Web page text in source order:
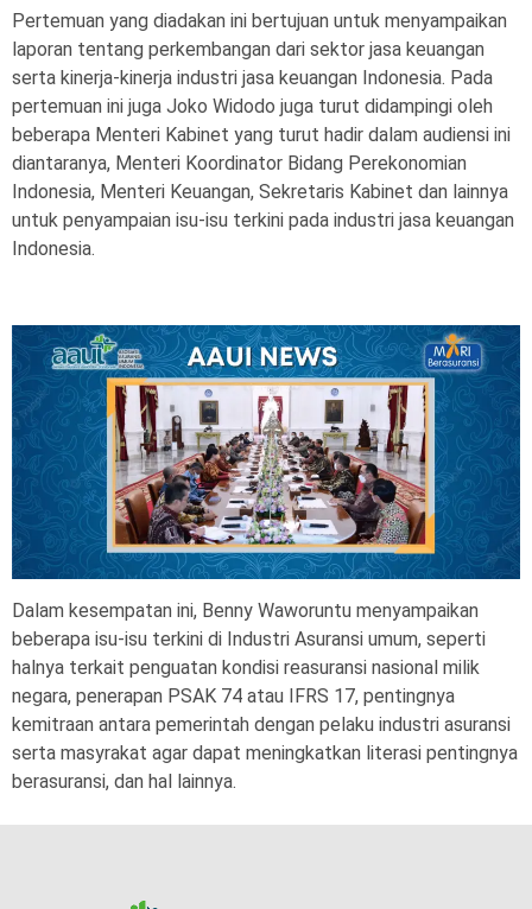
Pertemuan yang diadakan ini bertujuan untuk menyampaikan
laporan tentang perkembangan dari sektor jasa keuangan
serta kinerja-kinerja industri jasa keuangan Indonesia. Pada
pertemuan ini juga Joko Widodo juga turut didampingi oleh
beberapa Menteri Kabinet yang turut hadir dalam audiensi ini
diantaranya, Menteri Koordinator Bidang Perekonomian
Indonesia, Menteri Keuangan, Sekretaris Kabinet dan lainnya
untuk penyampaian isu-isu terkini pada industri jasa keuangan
Indonesia.
Dalam kesempatan ini, Benny Waworuntu menyampaikan
beberapa isu-isu terkini di Industri Asuransi umum, seperti
halnya terkait penguatan kondisi reasuransi nasional milik
negara, penerapan PSAK 74 atau IFRS 17, pentingnya
kemitraan antara pemerintah dengan pelaku industri asuransi
serta masyrakat agar dapat meningkatkan literasi pentingnya
berasuransi, dan hal lainnya.